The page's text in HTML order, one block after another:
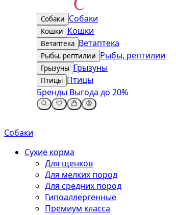
Собаки Собаки
Кошки Кошки
Ветаптека Ветаптека
Рыбы, рептилии Рыбы, рептилии
Грызуны Грызуны
Птицы Птицы
Бренды Выгода до 20%
Собаки
Сухие корма
Для щенков
Для мелких пород
Для средних пород
Гипоаллергенные
Премиум класса